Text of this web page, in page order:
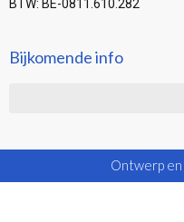
BTW: BE-0811.610.282
Bijkomende info
Ontwerp